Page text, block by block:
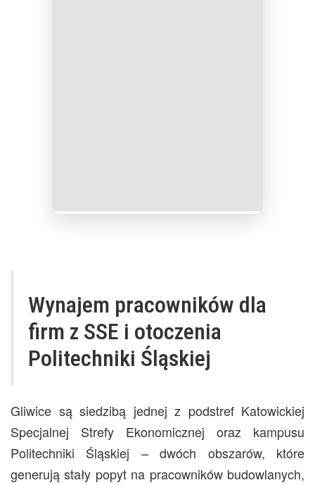
Wynajem pracowników dla
firm z SSE i otoczenia
Politechniki Śląskiej
Gliwice są siedzibą jednej z podstref Katowickiej
Specjalnej Strefy Ekonomicznej oraz kampusu
Politechniki Śląskiej – dwóch obszarów, które
generują stały popyt na pracowników budowlanych,